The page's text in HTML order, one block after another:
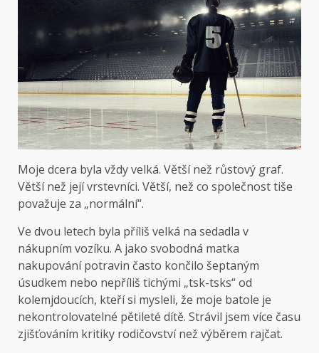
Moje dcera byla vždy velká. Větší než růstový graf.
Větší než její vrstevníci. Větší, než co společnost tiše
považuje za „normální“.
Ve dvou letech byla příliš velká na sedadla v
nákupním vozíku. A jako svobodná matka
nakupování potravin často končilo šeptaným
úsudkem nebo nepříliš tichými „tsk-tsks“ od
kolemjdoucích, kteří si mysleli, že moje batole je
nekontrolovatelné pětileté dítě. Strávil jsem více času
zjišťováním kritiky rodičovství než výběrem rajčat.